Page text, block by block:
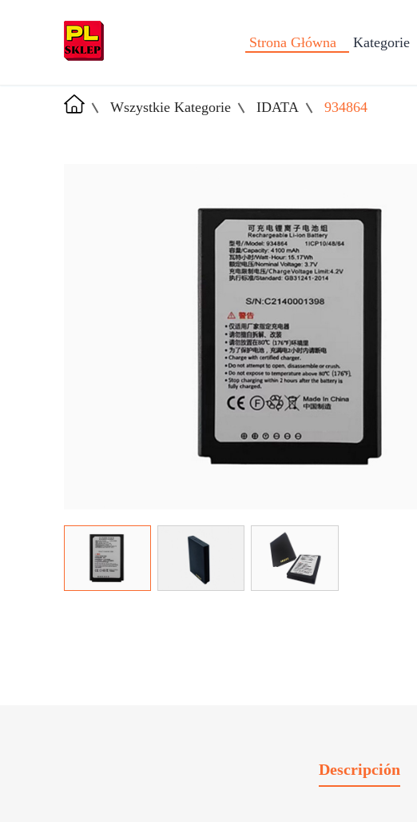
Strona Główna Kategorie
Wszystkie Kategorie IDATA 934864
Descripción